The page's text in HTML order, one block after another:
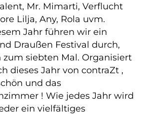
Mr. Mimarti, Verflucht
Lilja, Any, Rola uvm.
Jahr führen wir ein
Draußen Festival durch,
zum siebten Mal. Organisiert
dieses Jahr von contraZt ,
und das
! Wie jedes Jahr wird
ein vielfältiges